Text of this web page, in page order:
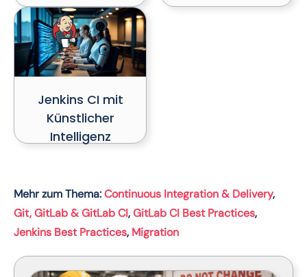
Jenkins CI mit
Künstlicher
Intelligenz
Mehr zum Thema:Continuous Integration & Delivery
Git, GitLab & GitLab CI, GitLab CI Best Practices
Jenkins Best Practices, Migration